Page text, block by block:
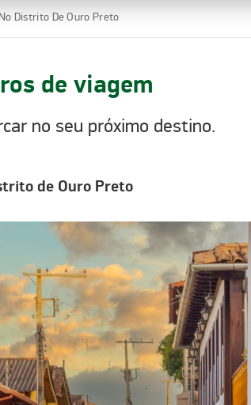
Distrito De Ouro Preto
de viagem
no seu próximo destino.
de Ouro Preto